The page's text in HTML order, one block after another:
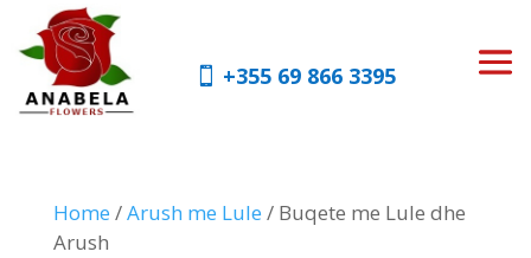
+355 69 866 3395
Home /Arush me Lule / Buqete me Lule dhe
Arush